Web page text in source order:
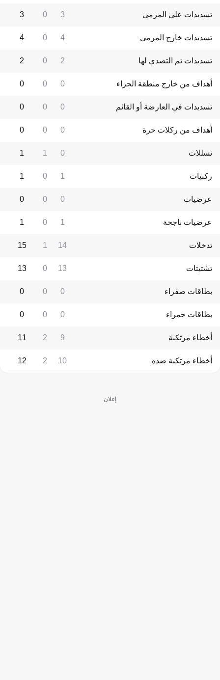
تسديدات على المرمى 3
0
3
تسديدات خارج المرمى 4
0
4
تسديدات تم التصدي لها 2
0
2
أهداف من خارج منطقة الجزاء 0
0
0
تسديدات في العارضة أو القائم 0
0
0
أهداف من ركلات حرة 0
0
0
تسللات 0
1
1
ركنيات 1
0
1
عرضيات 0
0
0
عرضيات ناجحة 1
0
1
تدخلات 14
1
15
تشتيتات 13
0
13
بطاقات صفراء 0
0
0
بطاقات حمراء 0
0
0
أخطاء مرتكبة 9
2
11
أخطاء مرتكبة ضده 10
2
12
إعلان